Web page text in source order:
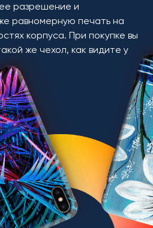
разрешение и
равномерную печать на
корпуса. При покупке вы
же чехол, как видите у